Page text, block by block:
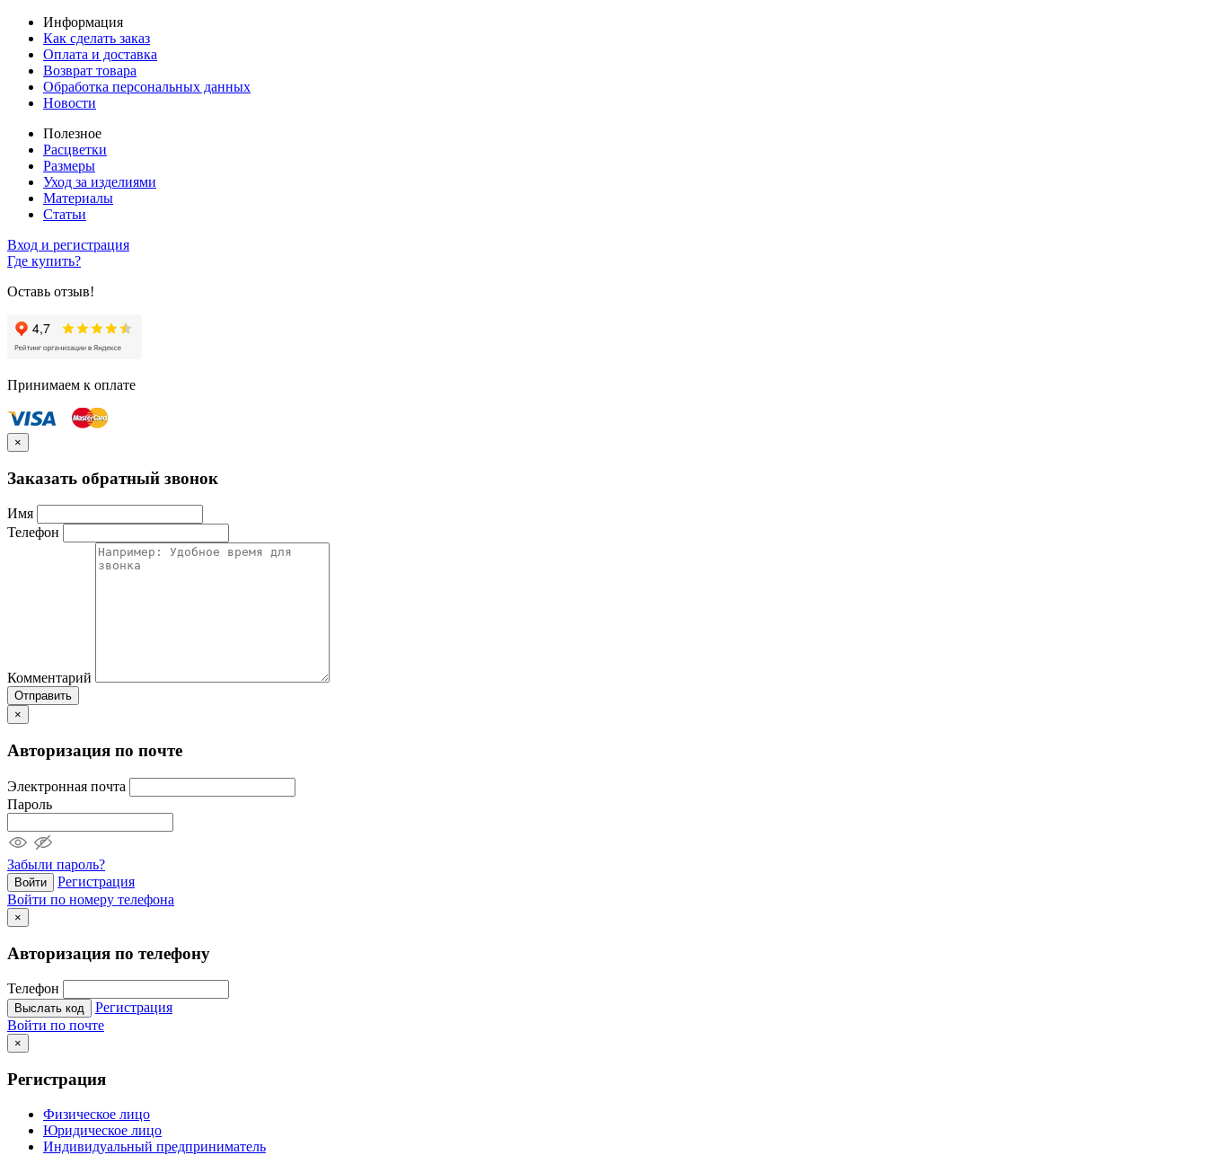
Информация
Как сделать заказ
Оплата и доставка
Возврат товара
Обработка персональных данных
Новости
Полезное
Расцветки
Размеры
Уход за изделиями
Материалы
Статьи
Вход и регистрация
Где купить?
Оставь отзыв!
Принимаем к оплате
×
Заказать обратный звонок
Имя
Телефон
Комментарий
Отправить
×
Авторизация по почте
Электронная почта
Пароль
Забыли пароль?
Войти
Регистрация
Войти по номеру телефона
×
Авторизация по телефону
Телефон
Выслать код
Регистрация
Войти по почте
×
Регистрация
Физическое лицо
Юридическое лицо
Индивидуальный предприниматель